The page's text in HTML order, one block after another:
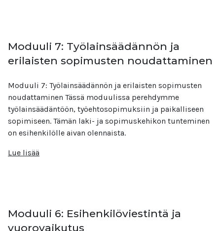
Moduuli 7: Työlainsäädännön ja
erilaisten sopimusten noudattaminen
Moduuli 7: Työlainsäädännön ja erilaisten sopimusten
noudattaminen Tässä moduulissa perehdymme
työlainsäädäntöön, työehtosopimuksiin ja paikalliseen
sopimiseen. Tämän laki- ja sopimuskehikon tunteminen
on esihenkilölle aivan olennaista.
Lue lisää
Moduuli 6: Esihenkilöviestintä ja
vuorovaikutus